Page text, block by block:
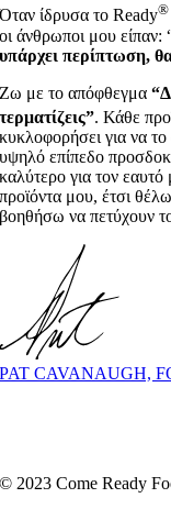
Όταν ίδρυσα το Ready®
οι άνθρωποι μου είπαν:
υπάρχει περίπτωση,
Ζω με το απόφθεγμα
τερματίζεις”. Κάθε
κυκλοφορήσει για να
υψηλό επίπεδο
καλύτερο για τον
προϊόντα μου, έτσι
βοηθήσω να πετύχουν
PAT CAVANAUGH,
© 2023 Come Ready